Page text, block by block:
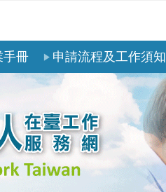
手冊 申請流程及工作須知